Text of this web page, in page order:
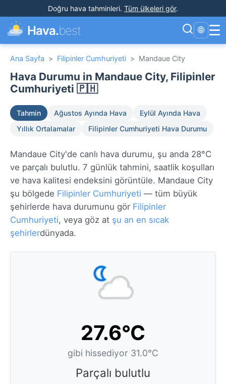
Doğru hava tahminleri. Tüm ülkeleri gör.
Hava.best 🌐 ☰
Ana Sayfa > Filipinler Cumhuriyeti > Mandaue City
Hava Durumu in Mandaue City, Filipinler
Cumhuriyeti 🇵🇭
Tahmin Ağustos Ayında Hava
Eylül Ayında Hava
Yıllık Ortalamalar
Filipinler Cumhuriyeti Hava Durumu
Mandaue City'de canlı hava durumu, şu anda 28°C
ve parçalı bulutlu. 7 günlük tahmini, saatlik koşulları
ve hava kalitesi endeksini görüntüle. Mandaue City
şu bölgede Filipinler Cumhuriyeti — tüm büyük
şehirlerde hava durumunu gör Filipinler
Cumhuriyeti, veya göz at şu an en sıcak
şehirlerdünyada.
27.6°C
gibi hissediyor 31.0°C
Parçalı bulutlu